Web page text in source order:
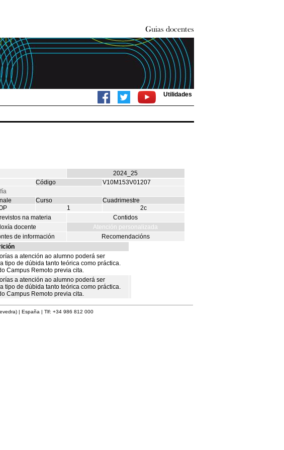
Utilidades
2024_25
Código
V10M153V01207
Curso
Cuadrimestre
1
2c
na materia
Contidos
docente
Atención personalizada
de información
Recomendacións
a atención ao alumno poderá ser
tipo de dúbida tanto teórica como práctica.
Campus Remoto previa cita.
a atención ao alumno poderá ser
tipo de dúbida tanto teórica como práctica.
Campus Remoto previa cita.
| España | Tlf: +34 986 812 000